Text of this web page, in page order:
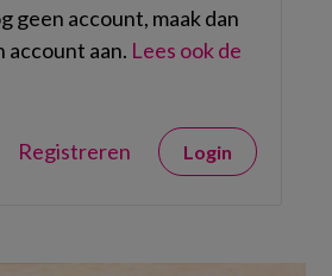
geen account, maak dan
account aan. Lees ook de
Registreren Login